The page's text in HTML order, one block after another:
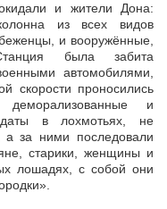
и жители Дона:
из всех видов
и вооружённые,
была забита
автомобилями,
скорости проносились
и
в лохмотьях, не
за ними последовали
старики, женщины и
лошадях, с собой они